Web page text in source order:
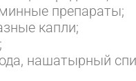
препараты;
капли;
нашатырный